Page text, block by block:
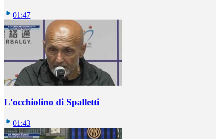
01:47
L'occhiolino di Spalletti
01:43